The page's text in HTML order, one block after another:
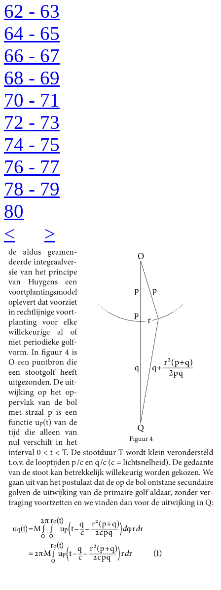
62 - 63
64 - 65
66 - 67
68 - 69
70 - 71
72 - 73
74 - 75
76 - 77
78 - 79
80
<
>